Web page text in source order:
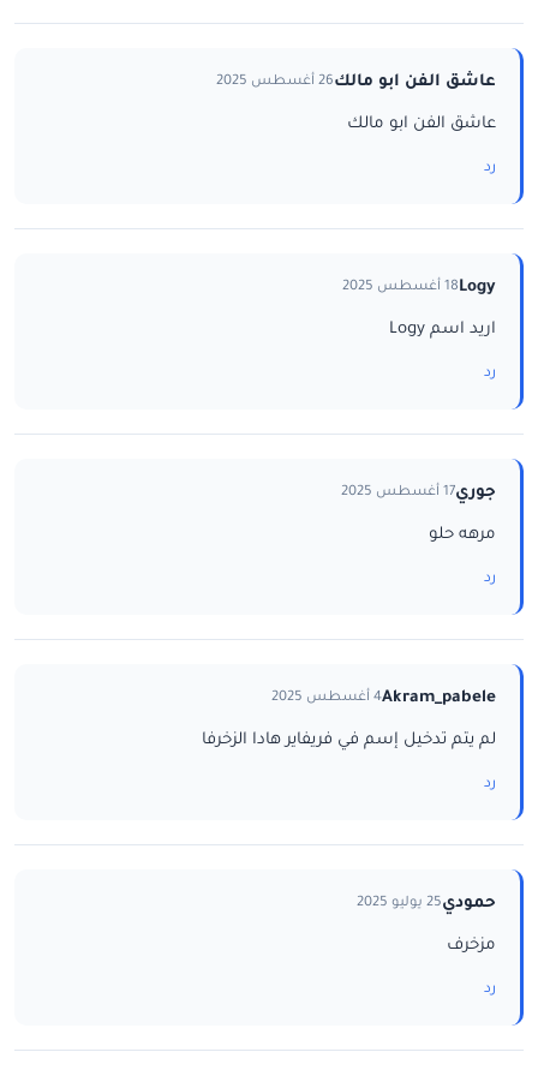
عاشق الفن ابو مالك26 أغسطس 2025
عاشق الفن ابو مالك
رد
Logy18 أغسطس 2025
اريد اسم Logy
رد
جوري17 أغسطس 2025
مرهه حلو
رد
Akram_pabele4 أغسطس 2025
لم يتم تدخيل إسم في فريفاير هادا الزخرفا
رد
حمودي25 يوليو 2025
مزخرف
رد